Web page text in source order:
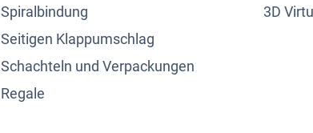
Spiralbindung
Seitigen Klappumschlag
Schachteln und Verpackungen
Regale
3D